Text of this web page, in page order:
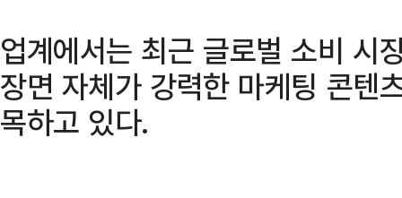
업계에서는 최근 글로벌 소비 시
장면 자체가 강력한 마케팅 콘텐
목하고 있다.